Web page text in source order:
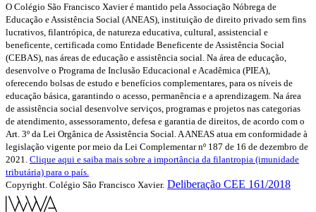
O Colégio São Francisco Xavier é mantido pela Associação Nóbrega de
Educação e Assistência Social (ANEAS), instituição de direito privado sem fins
lucrativos, filantrópica, de natureza educativa, cultural, assistencial e
beneficente, certificada como Entidade Beneficente de Assistência Social
(CEBAS), nas áreas de educação e assistência social. Na área de educação,
desenvolve o Programa de Inclusão Educacional e Acadêmica (PIEA),
oferecendo bolsas de estudo e benefícios complementares, para os níveis de
educação básica, garantindo o acesso, permanência e a aprendizagem. Na área
de assistência social desenvolve serviços, programas e projetos nas categorias
de atendimento, assessoramento, defesa e garantia de direitos, de acordo com o
Art. 3º da Lei Orgânica de Assistência Social. A ANEAS atua em conformidade à
legislação vigente por meio da Lei Complementar nº 187 de 16 de dezembro de
2021. Clique aqui e saiba mais sobre a importância da filantropia (imunidade
tributária) para o país.
Copyright. Colégio São Francisco Xavier. Deliberação CEE 161/2018